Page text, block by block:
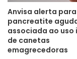
coração precisa
energia.
Tome banhos
Anvisa alerta
pancreatite
associada ao uso
de canetas
emagrecedoras